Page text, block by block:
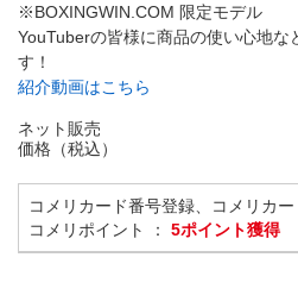
※BOXINGWIN.COM 限定モデル
YouTuberの皆様に商品の使い心地な
す！
紹介動画はこちら
ネット販売
価格（税込）
コメリカード番号登録、コメリカ
コメリポイント ： 5ポイント獲得